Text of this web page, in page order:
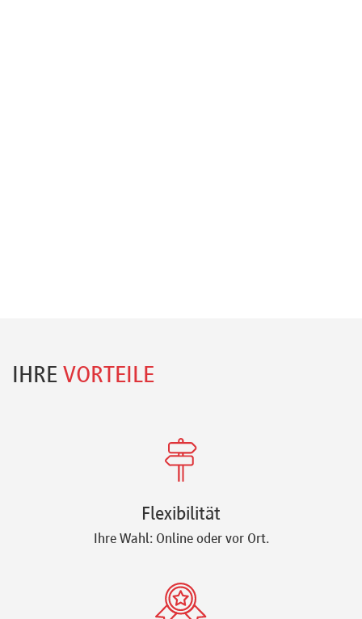
IHRE VORTEILE
Flexibilität
Ihre Wahl: Online oder vor Ort.